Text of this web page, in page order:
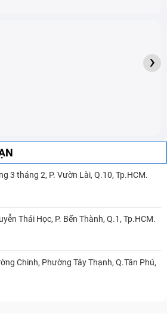
›
3 tháng 2, P. Vườn Lài, Q.10, Tp.HCM.
Thái Học, P. Bến Thành, Q.1, Tp.HCM.
Chinh, Phường Tây Thạnh, Q.Tân Phú,